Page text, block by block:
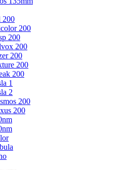
200
200
200
200
200
200
200
1
2
200
200